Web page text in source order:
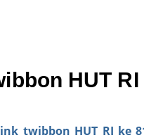
HUT RI
twibbon HUT RI ke